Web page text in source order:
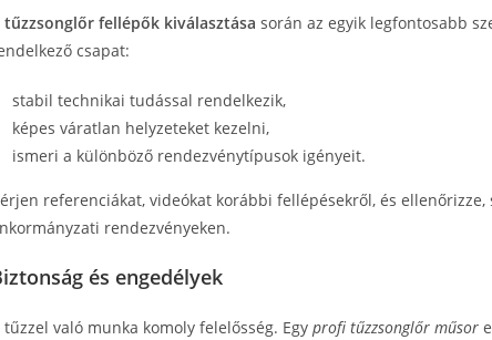
tűzzsonglőr fellépők kiválasztása során az egyik legfontosabb
csapat:
stabil technikai tudással rendelkezik,
képes váratlan helyzeteket kezelni,
ismeri a különböző rendezvénytípusok igényeit.
referenciákat, videókat korábbi fellépésekről, és
rendezvényeken.
és engedélyek
tűzzel való munka komoly felelősség. Egy profi tűzzsonglőr műsor